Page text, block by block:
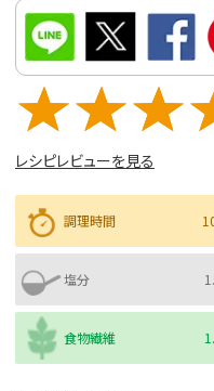
レシピレビューを見る
調理時間
塩分
食物繊維